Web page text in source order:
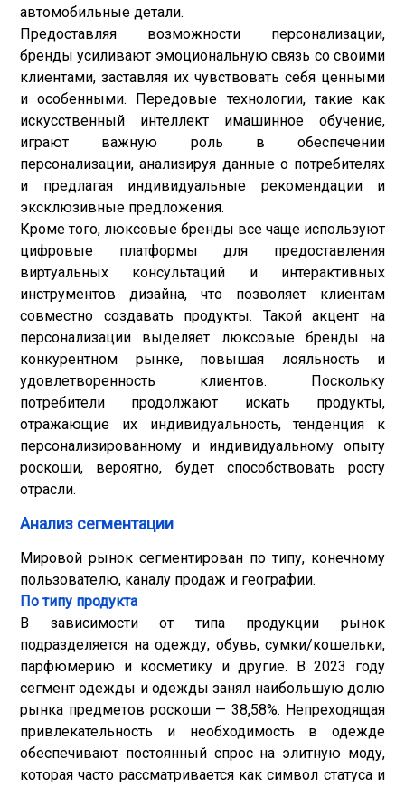
автомобильные детали.
Предоставляя возможности персонализации,
бренды усиливают эмоциональную связь со своими
клиентами, заставляя их чувствовать себя ценными
и особенными. Передовые технологии, такие как
искусственный интеллект имашинное обучение,
играют важную роль в обеспечении
персонализации, анализируя данные о потребителях
и предлагая индивидуальные рекомендации и
эксклюзивные предложения.
Кроме того, люксовые бренды все чаще используют
цифровые платформы для предоставления
виртуальных консультаций и интерактивных
инструментов дизайна, что позволяет клиентам
совместно создавать продукты. Такой акцент на
персонализации выделяет люксовые бренды на
конкурентном рынке, повышая лояльность и
удовлетворенность клиентов. Поскольку
потребители продолжают искать продукты,
отражающие их индивидуальность, тенденция к
персонализированному и индивидуальному опыту
роскоши, вероятно, будет способствовать росту
отрасли.
Анализ сегментации
Мировой рынок сегментирован по типу, конечному
пользователю, каналу продаж и географии.
По типу продукта
В зависимости от типа продукции рынок
подразделяется на одежду, обувь, сумки/кошельки,
парфюмерию и косметику и другие. В 2023 году
сегмент одежды и одежды занял наибольшую долю
рынка предметов роскоши — 38,58%. Непреходящая
привлекательность и необходимость в одежде
обеспечивают постоянный спрос на элитную моду,
которая часто рассматривается как символ статуса и